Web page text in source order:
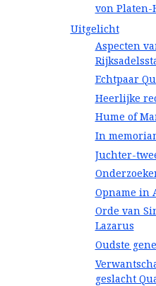
von
Uitgelicht
Aspecten
Echtpaar
Heerlijke
Hume of
In
Juchter-
Opname in
Orde van
Lazarus
Oudste
geslacht